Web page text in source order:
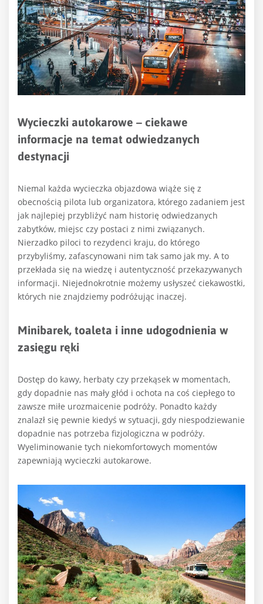
Wycieczki autokarowe – ciekawe
informacje na temat odwiedzanych
destynacji
Niemal każda wycieczka objazdowa wiąże się z
obecnością pilota lub organizatora, którego zadaniem jest
jak najlepiej przybliżyć nam historię odwiedzanych
zabytków, miejsc czy postaci z nimi związanych.
Nierzadko piloci to rezydenci kraju, do którego
przybyliśmy, zafascynowani nim tak samo jak my. A to
przekłada się na wiedzę i autentyczność przekazywanych
informacji. Niejednokrotnie możemy usłyszeć ciekawostki,
których nie znajdziemy podróżując inaczej.
Minibarek, toaleta i inne udogodnienia w
zasięgu ręki
Dostęp do kawy, herbaty czy przekąsek w momentach,
gdy dopadnie nas mały głód i ochota na coś ciepłego to
zawsze miłe urozmaicenie podróży. Ponadto każdy
znalazł się pewnie kiedyś w sytuacji, gdy niespodziewanie
dopadnie nas potrzeba fizjologiczna w podróży.
Wyeliminowanie tych niekomfortowych momentów
zapewniają wycieczki autokarowe.